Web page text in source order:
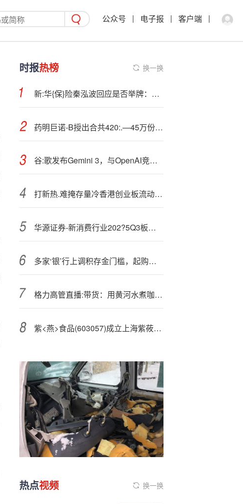
公众号 电子报 客户端
时报热榜 换一换
新:华{保}险秦泓波回应是否举牌：结合具体标的长期价值与负债端匹配程度等相机抉择
药明巨诺-B授出合共420:.—45万份购股权
谷:歌发布Gemini 3，与OpenAI竞争持续升级
打新热.难掩存量冷香港创业板流动性待破局
华源证券-新消费行业202?5Q3板块表现总结：25Q1~Q3美妆大盘表现稳健，优质国货品牌竞争力渐显-251109
多家‘银’行上调积存金门槛，起购金额最高升至1200元
格力高管直播:带货：用黄河水煮咖啡，卖一台喝一杯
紫<燕>食品(603057)成立上海紫莜餐饮管理有限公司
热点视频 换一换